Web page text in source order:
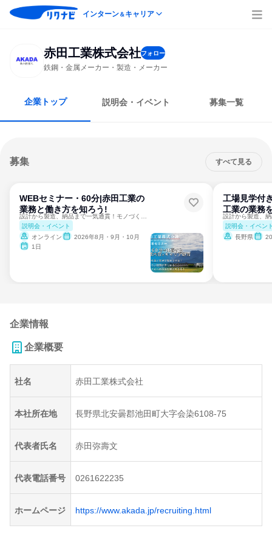
インターン＆キャリア
赤田工業株式会社フォロー
鉄鋼・金属メーカー・製造・メーカー
企業トップ 説明会・イベント 募集一覧
募集 すべて見る
WEBセミナー・60分|赤田工業の
業務と働き方を知ろう!
説明会・イベント
オンライン
2026年8月・9月・10月
1日
工場見学付
工業の業務
説明会・イベン
長野県
企業情報
企業概要
社名 赤田工業株式会社
本社所在地 長野県北安曇郡池田町大字会染6108-75
代表者氏名 赤田弥壽文
代表電話番号 0261622235
ホームページ https://www.akada.jp/recruiting.html